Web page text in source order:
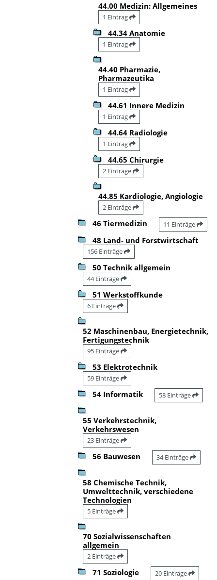
44.00 Medizin: Allgemeines
1 Eintrag
44.34 Anatomie
1 Eintrag
44.40 Pharmazie,
Pharmazeutika
1 Eintrag
44.61 Innere Medizin
1 Eintrag
44.64 Radiologie
1 Eintrag
44.65 Chirurgie
2 Einträge
44.85 Kardiologie, Angiologie
2 Einträge
46 Tiermedizin 11 Einträge
48 Land- und Forstwirtschaft
156 Einträge
50 Technik allgemein
44 Einträge
51 Werkstoffkunde
6 Einträge
52 Maschinenbau, Energietechnik,
Fertigungstechnik
95 Einträge
53 Elektrotechnik
59 Einträge
54 Informatik 58 Einträge
55 Verkehrstechnik,
Verkehrswesen
23 Einträge
56 Bauwesen 34 Einträge
58 Chemische Technik,
Umwelttechnik, verschiedene
Technologien
5 Einträge
70 Sozialwissenschaften
allgemein
2 Einträge
71 Soziologie 20 Einträge